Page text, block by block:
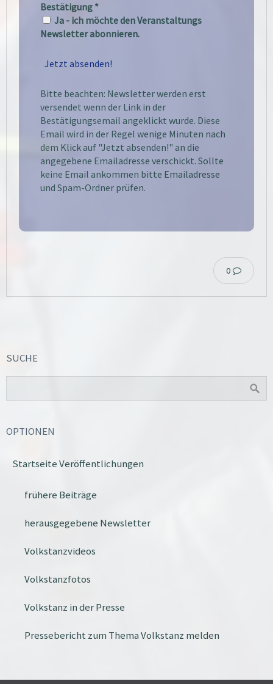
Bestätigung *
Ja - ich möchte den Veranstaltungs
Newsletter abonnieren.
Bitte beachten: Newsletter werden erst
versendet wenn der Link in der
Bestätigungsemail angeklickt wurde. Diese
Email wird in der Regel wenige Minuten nach
dem Klick auf "Jetzt absenden!" an die
angegebene Emailadresse verschickt. Sollte
keine Email ankommen bitte Emailadresse
und Spam-Ordner prüfen.
0
SUCHE
OPTIONEN
Startseite Veröffentlichungen
frühere Beiträge
herausgegebene Newsletter
Volkstanzvideos
Volkstanzfotos
Volkstanz in der Presse
Pressebericht zum Thema Volkstanz melden